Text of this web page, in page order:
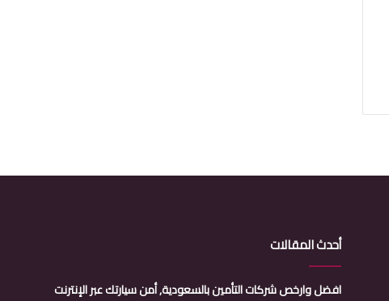
أحدث المقالات
افضل وارخص شركات التأمين بالسعودية, أمن سيارتك عبر الإنترنت